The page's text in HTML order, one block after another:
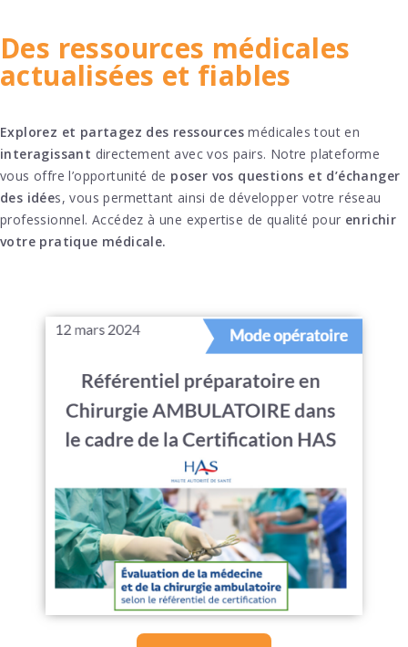
Des ressources médicales
actualisées et fiables
Explorez et partagez des ressources médicales tout en
interagissant directement avec vos pairs. Notre plateforme
vous offre l’opportunité de poser vos questions et d’échanger
des idées, vous permettant ainsi de développer votre réseau
professionnel. Accédez à une expertise de qualité pour enrichir
votre pratique médicale.